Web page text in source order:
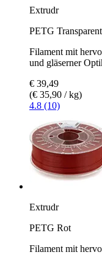
Extrudr
PETG
Filament mit
und gläserner
€ 39,49
(€ 35,90 / kg)
4.8 (10)
Extrudr
PETG Rot
Filament mit